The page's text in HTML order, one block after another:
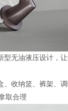
无油液压设计
收纳篮、裤架、
取合理